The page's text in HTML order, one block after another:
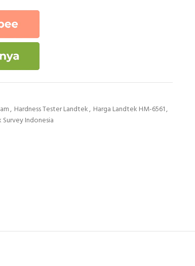
, Hardness Tester Landtek, Harga Landtek HM-6561,
Survey Indonesia